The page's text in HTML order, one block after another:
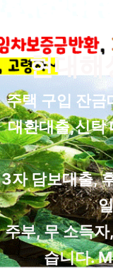
현대해
주택 구입 잔금
대환대출,신탁
3자 담보대출,
주부, 무 소득
습니다.